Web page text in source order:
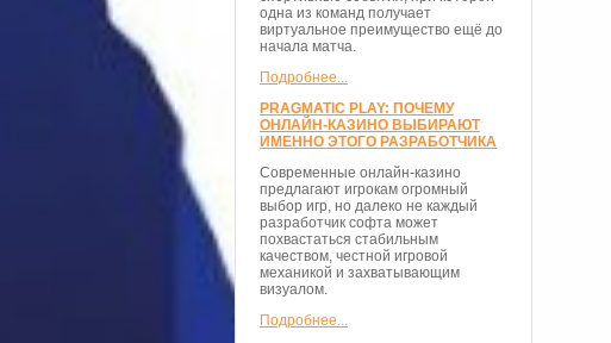
одна из команд получает
виртуальное преимущество ещё до
начала матча.
Подробнее...
PRAGMATIC PLAY: ПОЧЕМУ
ОНЛАЙН-КАЗИНО ВЫБИРАЮТ
ИМЕННО ЭТОГО РАЗРАБОТЧИКА
Современные онлайн-казино
предлагают игрокам огромный
выбор игр, но далеко не каждый
разработчик софта может
похвастаться стабильным
качеством, честной игровой
механикой и захватывающим
визуалом.
Подробнее...